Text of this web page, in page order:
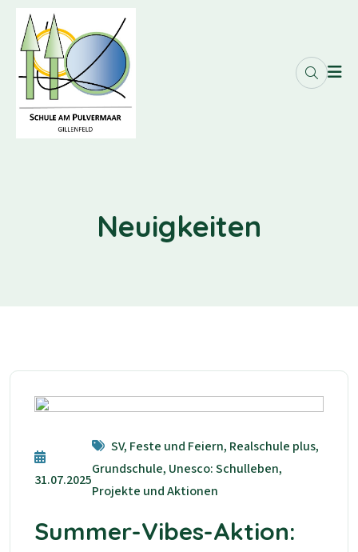
Neuigkeiten
31.07.2025
SV, Feste und Feiern, Realschule plus,
Grundschule, Unesco: Schulleben,
Projekte und Aktionen
Summer-Vibes-Aktion: